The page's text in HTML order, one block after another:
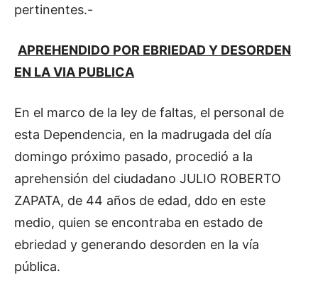
pertinentes.-
APREHENDIDO POR EBRIEDAD Y DESORDEN
EN LA VIA PUBLICA
En el marco de la ley de faltas, el personal de
esta Dependencia, en la madrugada del día
domingo próximo pasado, procedió a la
aprehensión del ciudadano JULIO ROBERTO
ZAPATA, de 44 años de edad, ddo en este
medio, quien se encontraba en estado de
ebriedad y generando desorden en la vía
pública.